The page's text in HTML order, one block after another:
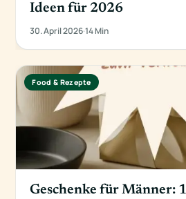
Ideen für 2026
30. April 2026·14 Min
Food & Rezepte
Geschenke für Männer: